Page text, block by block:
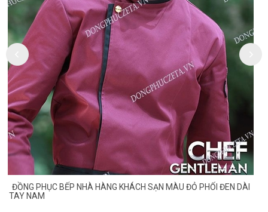
ĐỒNG PHỤC BẾP NHÀ HÀNG KHÁCH SẠN MÀU ĐỎ PHỐI ĐEN DÀI
TAY NAM